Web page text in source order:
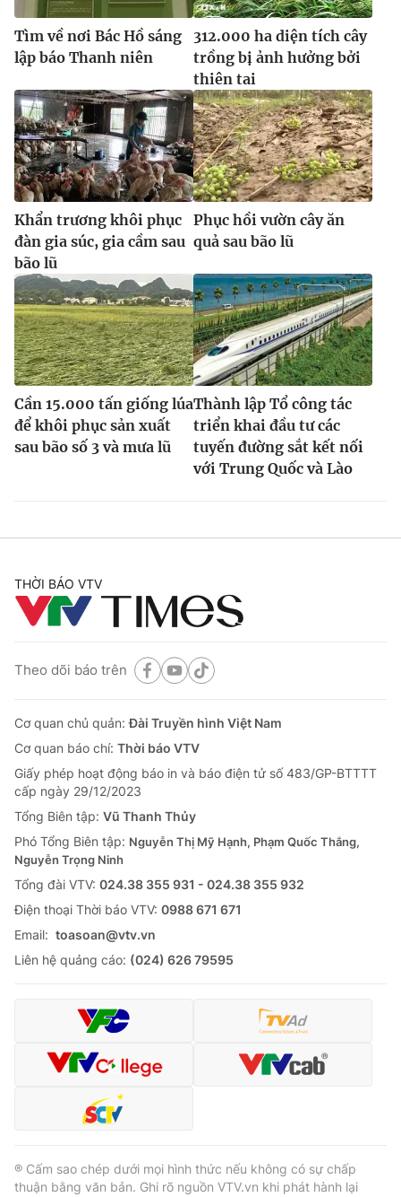
Tìm về nơi Bác Hồ sáng
lập báo Thanh niên
312.000 ha diện tích cây
trồng bị ảnh hưởng bởi
thiên tai
Khẩn trương khôi phục
đàn gia súc, gia cầm sau
bão lũ
Phục hồi vườn cây ăn
quả sau bão lũ
Cần 15.000 tấn giống lúa
để khôi phục sản xuất
sau bão số 3 và mưa lũ
Thành lập Tổ công tác
triển khai đầu tư các
tuyến đường sắt kết nối
với Trung Quốc và Lào
THỜI BÁO VTV
Theo dõi báo trên
Cơ quan chủ quản:Đài Truyền hình Việt Nam
Cơ quan báo chí: Thời báo VTV
Giấy phép hoạt động báo in và báo điện tử số 483/GP-BTTTT
cấp ngày 29/12/2023
Tổng Biên tập: Vũ Thanh Thủy
Phó Tổng Biên tập: Nguyễn Thị Mỹ Hạnh, Phạm Quốc Thắng,
Nguyễn Trọng Ninh
Tổng đài VTV: 024.38 355 931 - 024.38 355 932
Ðiện thoại Thời báo VTV: 0988 671 671
Email: toasoan@vtv.vn
Liên hệ quảng cáo: (024) 626 79595
® Cấm sao chép dưới mọi hình thức nếu không có sự chấp
thuận bằng văn bản. Ghi rõ nguồn VTV.vn khi phát hành lại